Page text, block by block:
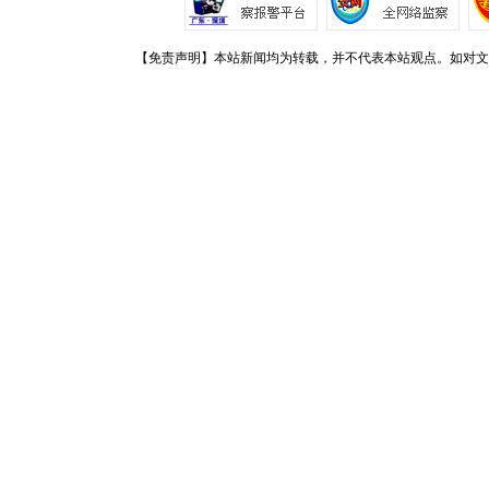
【免责声明】本站新闻均为转载，并不代表本站观点。如